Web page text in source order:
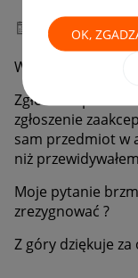
OK,
‎02-10-2020
Witam,
Zgłosiłem
zgłoszenie
sam przedmiot w
niż
Moje pytanie
zrezygnować ?
Z góry dziękuje za